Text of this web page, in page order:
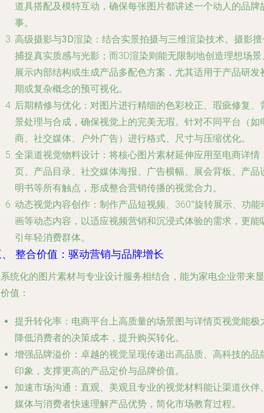
道具搭配及模特互动，确保每张图片都讲述一个动人的品牌
事。
高级摄影与3D渲染 ：结合实景拍摄与三维渲染技术。摄影
捕捉真实质感与光影；而3D渲染则能无限制地创造理想场景
展示内部结构或生成产品多配色方案，尤其适用于产品研发
期或复杂概念的预可视化。
后期精修与优化 ：对图片进行精细的色彩校正、瑕疵修复、
景处理与合成，确保视觉上的完美无瑕。针对不同平台（如
商、社交媒体、户外广告）进行格式、尺寸与压缩优化。
全渠道视觉物料设计 ：将核心图片素材延伸应用至电商详情
页、产品目录、社交媒体海报、广告横幅、展会背板、产品
明书等所有触点，形成整合营销传播的视觉合力。
动态视觉内容创作 ：制作产品短视频、360°旋转展示、功能
画等动态内容，以适应视频营销和沉浸式体验的需求，更能
引年轻消费群体。
整合价值：驱动营销与品牌增长
统化的图片素材与专业设计服务相结合，能为家电企业带来显
值：
提升转化率 ：电商平台上高质量的场景图与详情页视觉能极
降低消费者的决策成本，提升购买转化。
增强品牌溢价 ：卓越的视觉呈现传递出高品质、高科技的品
印象，支撑更高的产品定价与品牌价值。
加速市场沟通 ：直观、美观且专业的视觉材料能让渠道伙伴
媒体与消费者快速理解产品优势，简化市场教育过程。